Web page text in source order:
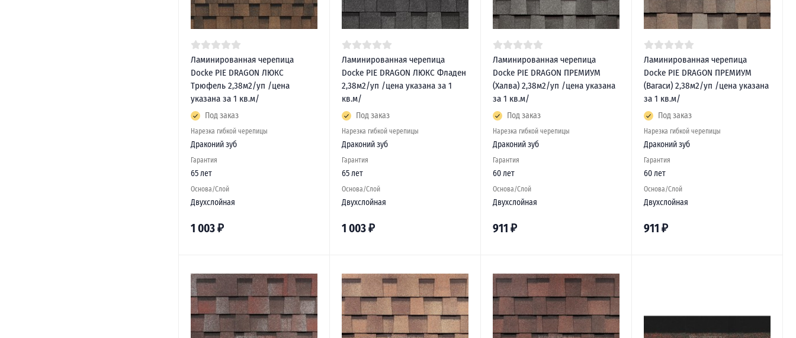
Ламинированная черепица
Docke PIE DRAGON ЛЮКС
Трюфель 2,38м2/уп /цена
указана за 1 кв.м/
Под заказ
Нарезка гибкой черепицы
Драконий зуб
Гарантия
65 лет
Основа/Слой
Двухслойная
1 003₽
Ламинированная черепица
Docke PIE DRAGON ЛЮКС Фладен
2,38м2/уп /цена указана за 1
кв.м/
Под заказ
Нарезка гибкой черепицы
Драконий зуб
Гарантия
65 лет
Основа/Слой
Двухслойная
1 003₽
Ламинированная черепица
Docke PIE DRAGON ПРЕМИУМ
(Халва) 2,38м2/уп /цена указана
за 1 кв.м/
Под заказ
Нарезка гибкой черепицы
Драконий зуб
Гарантия
60 лет
Основа/Слой
Двухслойная
911 ₽
Ламинированная черепица
Docke PIE DRAGON ПРЕМИУМ
(Вагаси) 2,38м2/уп /цена указана
за 1 кв.м/
Под заказ
Нарезка гибкой черепицы
Драконий зуб
Гарантия
60 лет
Основа/Слой
Двухслойная
911 ₽